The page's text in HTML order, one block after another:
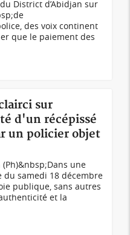
District d’Abidjan sur
des voix continent
que le paiement des
sur
d'un récépissé
un policier objet
une
du samedi 18 décembre
publique, sans autres
et la